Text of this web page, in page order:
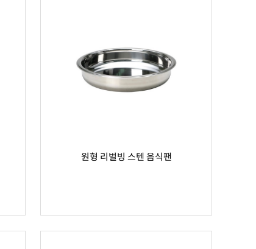
원형 리벌빙 스텐 음식팬